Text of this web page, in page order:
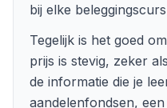
bij elke
Tegelijk is het goed
prijs is stevig, zeker
de informatie die je
aandelenfondsen,